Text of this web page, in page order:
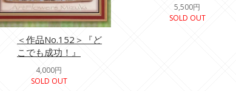
＜作品No.152＞『ど
こでも成功！』
4,000円
SOLD OUT
5,500円
SOLD OUT